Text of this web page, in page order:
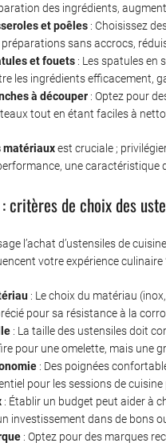
des ingrédients,
et poêles : Choisissez
sans accrocs,
et fouets : Les spatules en
les ingrédients efficacement,
à découper : Optez pour
tout en étant faciles à
matériauxest cruciale ;
une
: critères de choix des
l’achat d’ustensiles de
votre expérience culinaire
: Le choix du matériau
pour sa résistance à la
: La taille des ustensiles doit
pour une omelette, mais une
: Des poignées
pour les sessions de cuisine
: Établir un budget peut aider à
investissement dans de bons
: Optez pour des marques